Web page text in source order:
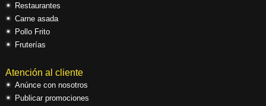
Restaurantes
Carne asada
Pollo Frito
Fruterías
Atención al cliente
Anúnce con nosotros
Publicar promociones